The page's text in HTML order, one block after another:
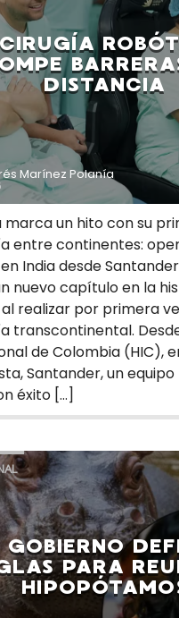
CIRUGÍA
DISTANCIA
Marínez Polanía
marca un hito con su
entre continentes:
India desde
nuevo capítulo en la
realizar por primera
transcontinental.
de Colombia (HIC),
Santander, un
éxito […]
GOBIERNO
PARA